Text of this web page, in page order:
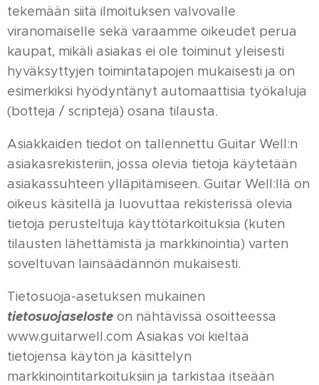
tekemään siitä ilmoituksen valvovalle
viranomaiselle sekä varaamme oikeudet perua
kaupat, mikäli asiakas ei ole toiminut yleisesti
hyväksyttyjen toimintatapojen mukaisesti ja on
esimerkiksi hyödyntänyt automaattisia työkaluja
(botteja / scriptejä) osana tilausta.
Asiakkaiden tiedot on tallennettu Guitar Well:n
asiakasrekisteriin, jossa olevia tietoja käytetään
asiakassuhteen ylläpitämiseen. Guitar Well:llä on
oikeus käsitellä ja luovuttaa rekisterissä olevia
tietoja perusteltuja käyttötarkoituksia (kuten
tilausten lähettämistä ja markkinointia) varten
soveltuvan lainsäädännön mukaisesti.
Tietosuoja-asetuksen mukainen
tietosuojaseloste on nähtävissä osoitteessa
www.guitarwell.com Asiakas voi kieltää
tietojensa käytön ja käsittelyn
markkinointitarkoituksiin ja tarkistaa itseään